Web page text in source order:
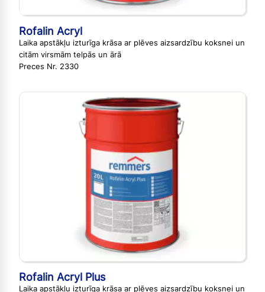
Rofalin Acryl
Laika apstākļu izturīga krāsa ar plēves aizsardzību koksnei un
citām virsmām telpās un ārā
Preces Nr. 2330
Rofalin Acryl Plus
Laika apstākļu izturīga krāsa ar plēves aizsardzību koksnei un